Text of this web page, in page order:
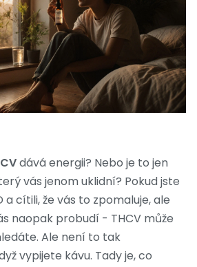
dává energii? Nebo je to jen
vás jenom uklidní? Pokud jste
a cítili, že vás to zpomaluje, ale
naopak probudí - THCV může
Ale není to tak
vypijete kávu. Tady je, co